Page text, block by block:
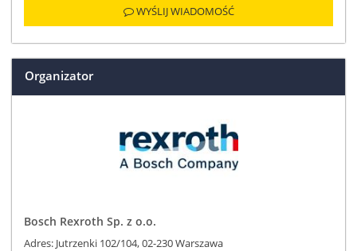
WYŚLIJ WIADOMOŚĆ
Organizator
Bosch Rexroth Sp. z o.o.
Adres: Jutrzenki 102/104, 02-230 Warszawa